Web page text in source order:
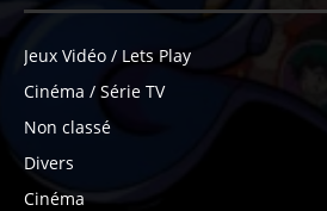
Jeux Vidéo / Lets Play
Cinéma / Série TV
Non classé
Divers
Cinéma